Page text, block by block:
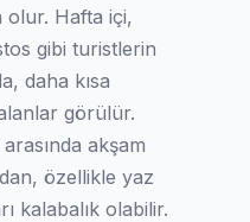
olur. Hafta içi,
gibi turistlerin
daha kısa
görülür.
akşam
özellikle yaz
kalabalık olabilir.